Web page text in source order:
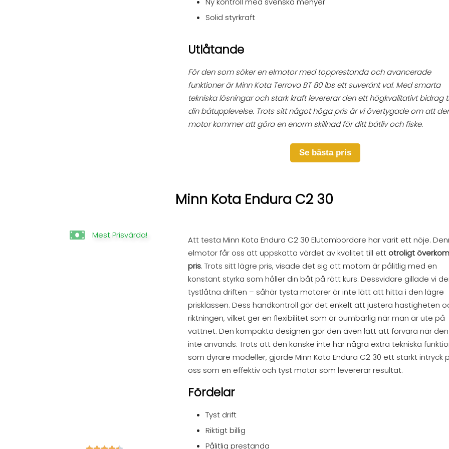
Solid styrkraft
Utlåtande
För den som söker en elmotor med topprestanda och avancerade
funktioner är Minn Kota Terrova BT 80 lbs ett suveränt val. Med smarta
tekniska lösningar och stark kraft levererar den ett högkvalitativt bidrag
din båtupplevelse. Trots sitt något höga pris är vi övertygade om att
motor kommer att göra en enorm skillnad för ditt båtliv och fiske.
Se bästa pris
Minn Kota Endura C2 30
Mest Prisvärda!
Att testa Minn Kota Endura C2 30 Elutombordare har varit ett nöje.
elmotor får oss att uppskatta värdet av kvalitet till ett otroligt
pris. Trots sitt lägre pris, visade det sig att motorn är pålitlig med en
konstant styrka som håller din båt på rätt kurs. Dessvidare gillade vi
tystlåtna driften – såhär tysta motorer är inte lätt att hitta i den lägre
prisklassen. Dess handkontroll gör det enkelt att justera hastigheten
riktningen, vilket ger en flexibilitet som är oumbärlig när man är ute på
vattnet. Den kompakta designen gör den även lätt att förvara när den
inte används. Trots att den kanske inte har några extra tekniska
som dyrare modeller, gjorde Minn Kota Endura C2 30 ett starkt intryck
oss som en effektiv och tyst motor som levererar resultat.
Fördelar
Tyst drift
Riktigt billig
Pålitlig prestanda